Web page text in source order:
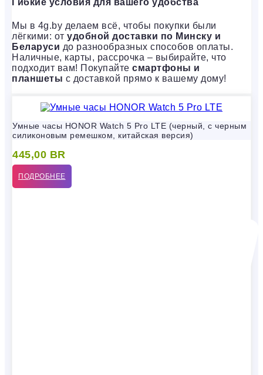
Гибкие условия для вашего удобства
Мы в 4g.by делаем всё, чтобы покупки были
лёгкими: от удобной доставки по Минску и
Беларуси до разнообразных способов оплаты.
Наличные, карты, рассрочка – выбирайте, что
подходит вам! Покупайте смартфоны и
планшеты с доставкой прямо к вашему дому!
Умные часы HONOR Watch 5 Pro LTE (черный, с черным
силиконовым ремешком, китайская версия)
445,00 BR
ПОДРОБНЕЕ